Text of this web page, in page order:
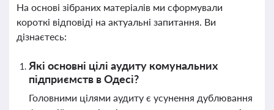
На основі зібраних матеріалів ми сформували
короткі відповіді на актуальні запитання. Ви
дізнаєтесь:
Які основні цілі аудиту комунальних
підприємств в Одесі?
Головними цілями аудиту є усунення дублювання